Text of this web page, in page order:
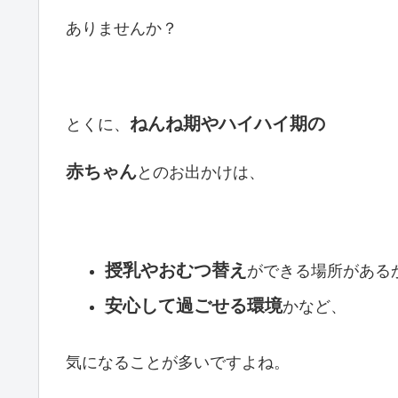
ありませんか？
とくに、 ねんね期やハイハイ期の
赤ちゃんとのお出かけは、
授乳やおむつ替え ができる場所がある
安心して過ごせる環境かなど、
気になることが多いですよね。